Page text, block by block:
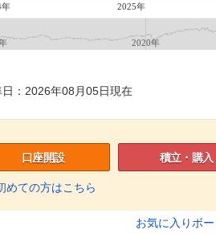
年 2025年
2020年
：2026年08月05日現在
口座開設
めての方はこちら
積立・購入
お気に入りボ